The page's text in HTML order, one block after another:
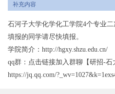
补充内容
石河子大学化学化工学院4个专业
填报的同学请尽快填报。
学院简介： http://hgxy.shzu.edu.cn/
qq群：点击链接加入群聊【研招-石
https://jq.qq.com/